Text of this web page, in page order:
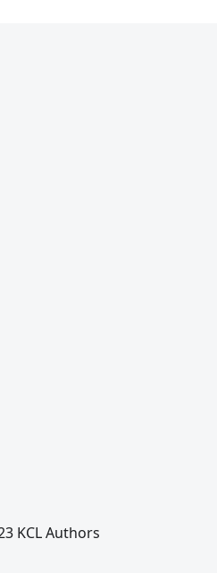
KCL Authors